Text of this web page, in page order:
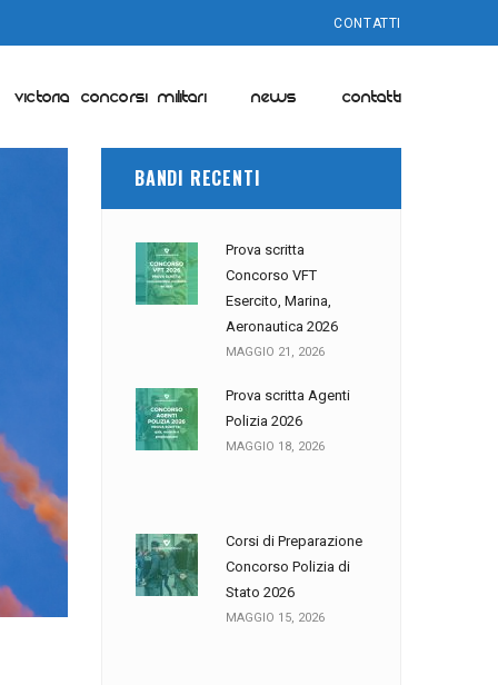
CONTATTI
VICTORIA CONCORSI MILITARI NEWS CONTATTI
BANDI RECENTI
Prova scritta
Concorso VFT
Esercito, Marina,
Aeronautica 2026
MAGGIO 21, 2026
Prova scritta Agenti
Polizia 2026
MAGGIO 18, 2026
Corsi di Preparazione
Concorso Polizia di
Stato 2026
MAGGIO 15, 2026